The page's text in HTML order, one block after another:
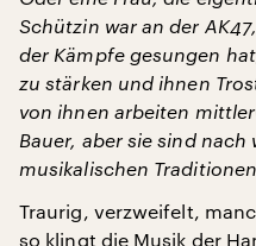
Schützin war an der
der Kämpfe gesungen
zu stärken und ihnen
von ihnen arbeiten
Bauer, aber sie sind
musikalischen
Traurig, verzweifelt,
so klingt die Musik der